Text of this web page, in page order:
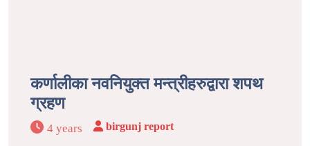
कर्णालीका नवनियुक्त मन्त्रीहरुद्वारा शपथ
ग्रहण
4 years birgunj report